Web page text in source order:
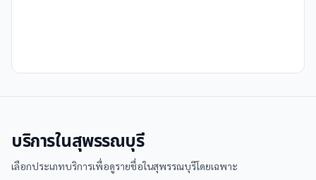
บริการในสุพรรณบุรี
เลือกประเภทบริการเพื่อดูรายชื่อในสุพรรณบุรีโดยเฉพาะ